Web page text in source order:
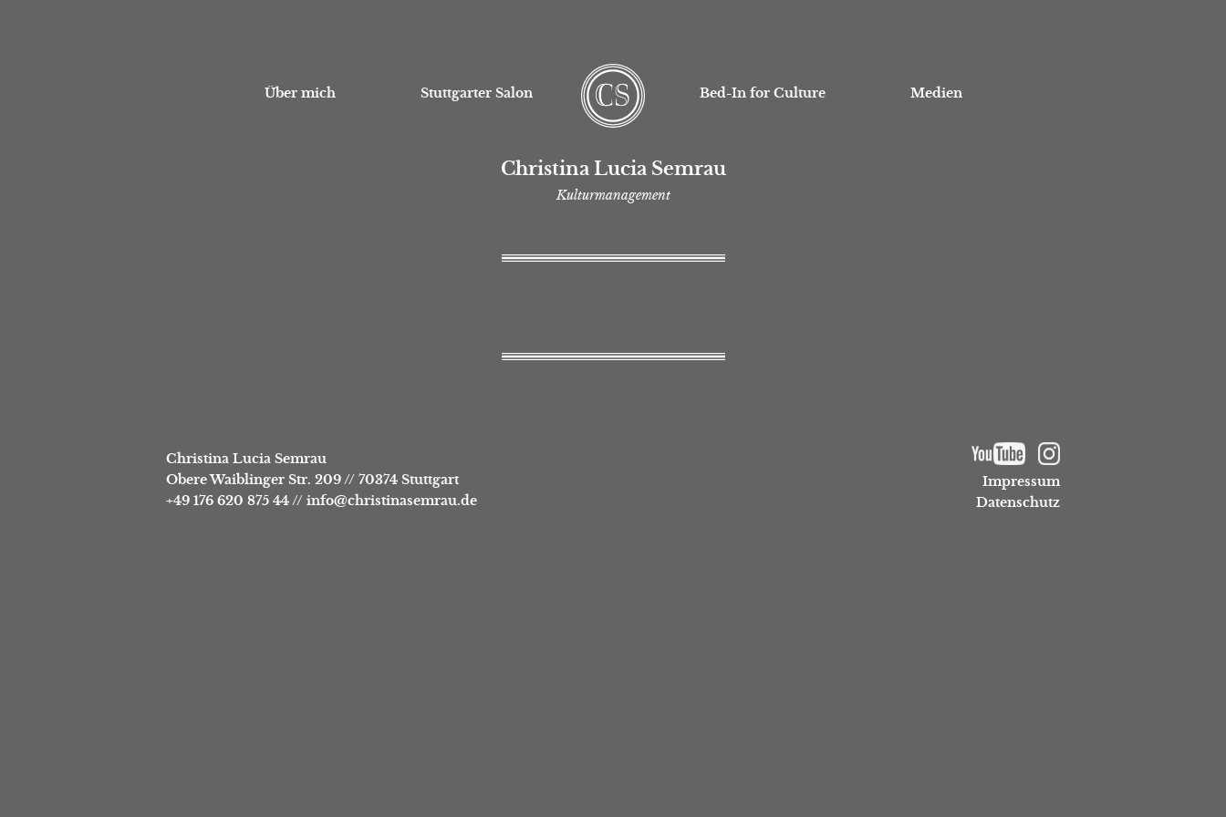
Christina Lucia Semrau
Kulturmanagement
Über mich Stuttgarter Salon Bed-In for Culture Medien
Christina Lucia Semrau
Obere Waiblinger Str. 209// 70374 Stuttgart
+49 176 620 875 44// info@christinasemrau.de
Impressum
Datenschutz